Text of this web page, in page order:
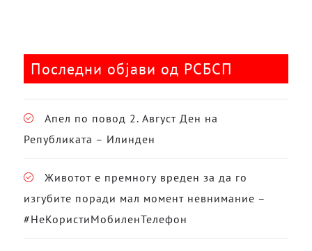
Последни објави од РСБСП
Апел по повод 2. Август Ден на
Републиката – Илинден
Животот е премногу вреден за да го
изгубите поради мал момент невнимание –
#НеКористиМобиленТелефон